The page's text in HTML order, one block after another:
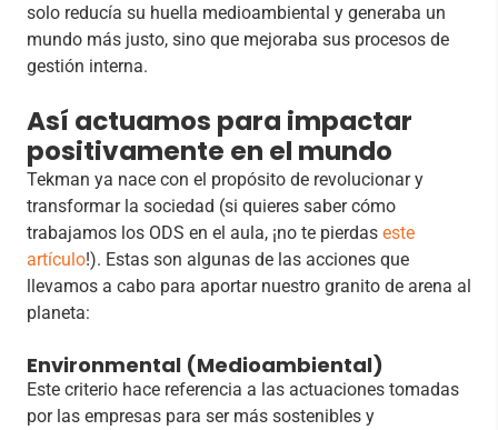
solo reducía su huella medioambiental y generaba un
mundo más justo, sino que mejoraba sus procesos de
gestión interna.
Así actuamos para impactar
positivamente en el mundo
Tekman ya nace con el propósito de revolucionar y
transformar la sociedad (si quieres saber cómo
trabajamos los ODS en el aula, ¡no te pierdas este
artículo!). Estas son algunas de las acciones que
llevamos a cabo para aportar nuestro granito de arena al
planeta:
Environmental (Medioambiental)
Este criterio hace referencia a las actuaciones tomadas
por las empresas para ser más sostenibles y